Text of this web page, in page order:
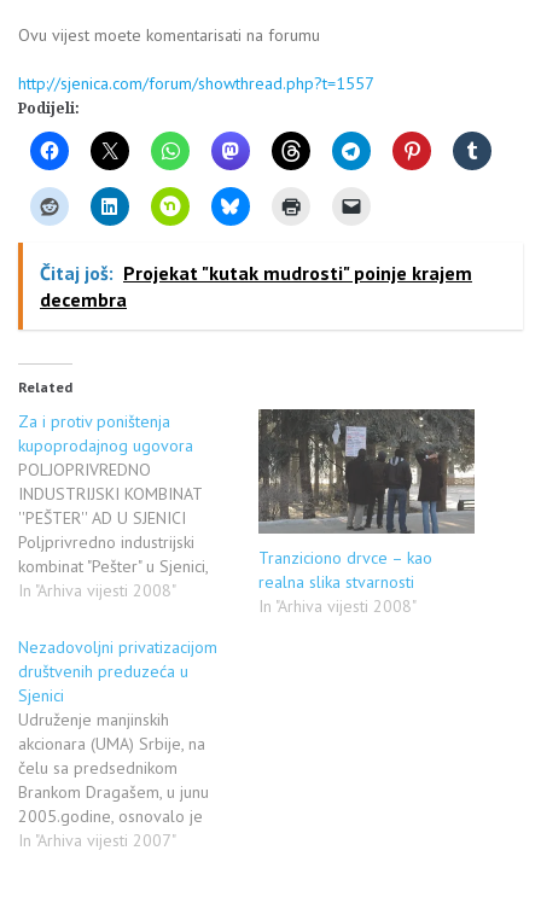
Ovu vijest moete komentarisati na forumu
http://sjenica.com/forum/showthread.php?t=1557
Podijeli:
Čitaj još: Projekat "kutak mudrosti" poinje krajem
decembra
Related
Za i protiv poništenja
kupoprodajnog ugovora
POLJOPRIVREDNO
INDUSTRIJSKI KOMBINAT
''PEŠTER'' AD U SJENICI
Poljprivredno industrijski
kombinat "Pešter" u Sjenici,
privatizovan je u martu
kupoprodajnom Ugovoru, rok
za ispunjenje utvrđenih
obaveza većinskog vlasnika
je pet godina. Po mišljenju
Udruženja manjinskih
akcionara kombinata, već
sada su se stekli uslovi za
poništenje kupoprodajnog
Ugovora, dok Samostalni
In "Arhiva vijesti 2008"
Tranziciono drvce – kao
realna slika stvarnosti
In "Arhiva vijesti 2008"
Nezadovoljni privatizacijom
društvenih preduzeća u
Sjenici
Udruženje manjinskih
akcionara (UMA) Srbije, na
čelu sa predsednikom
Brankom Dragašem, u junu
2005.godine, osnovalo je
Regionalnu kancelariju UMA
In "Arhiva vijesti 2007"